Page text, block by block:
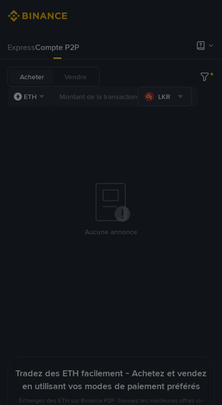
ExpressCompte P2P
Acheter Vendre
ETH LKR
Aucune annonce
Tradez des ETH facilement - Achetez et vendez
en utilisant vos modes de paiement préférés
Échangez des ETH sur Binance P2P. Trouvez les meilleures offres ci-